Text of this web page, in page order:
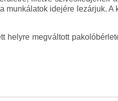
idejére lezárjuk. A
helyre megváltott